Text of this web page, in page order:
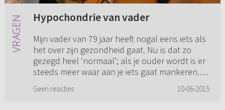
Hypochondrie van vader
Mijn vader van 79 jaar heeft nogal eens iets als
het over zijn gezondheid gaat. Nu is dat zo
gezegd heel ‘normaal’; als je ouder wordt is er
steeds meer waar aan je iets gaat mankeren.
Geen reacties 10-06-2015